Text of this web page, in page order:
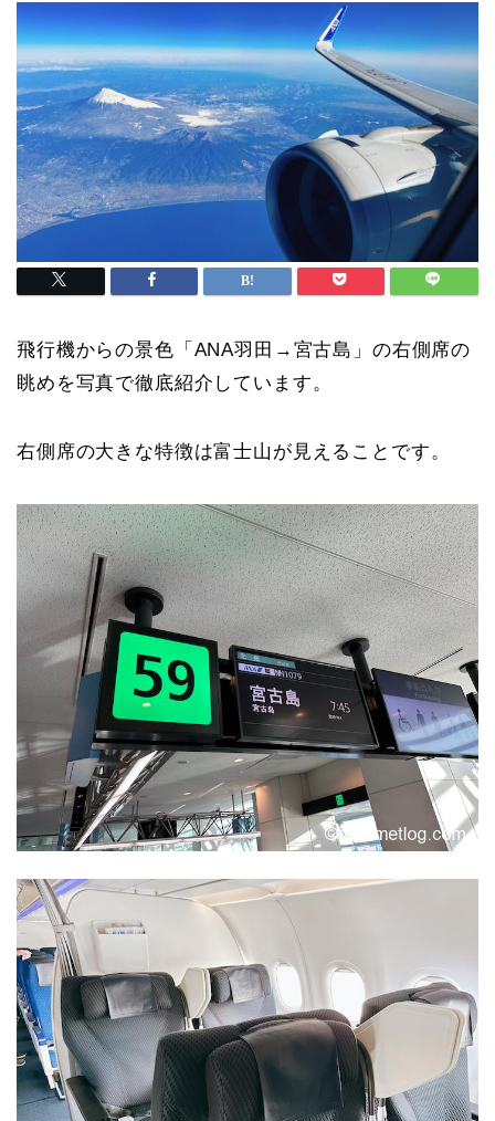
飛行機からの景色「ANA羽田→宮古島」の右側席の
眺めを写真で徹底紹介しています。
右側席の大きな特徴は富士山が見えることです。